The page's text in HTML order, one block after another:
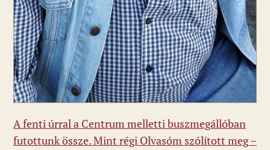
A fenti úrral a Centrum melletti buszmegállóban
futottunk össze. Mint régi Olvasóm szólított meg –